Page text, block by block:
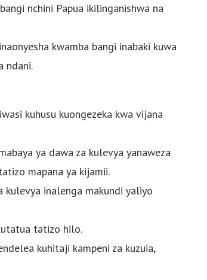
nchini Papua ikilinganishwa na
kwamba bangi inabaki kuwa
ndani.
kuhusu kuongezeka kwa vijana
ya dawa za kulevya yanaweza
mapana ya kijamii.
kulevya inalenga makundi yaliyo
tatizo hilo.
kuhitaji kampeni za kuzuia,